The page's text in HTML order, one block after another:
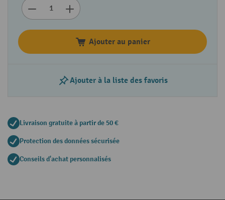
Ajouter au panier
Ajouter à la liste des favoris
Livraison gratuite à partir de 50 €
Protection des données sécurisée
Conseils d'achat personnalisés